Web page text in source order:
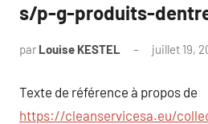
s/p-g-produits-
par Louise KESTEL juillet 19,
Texte de référence à propos de
https://cleanservicesa.eu/